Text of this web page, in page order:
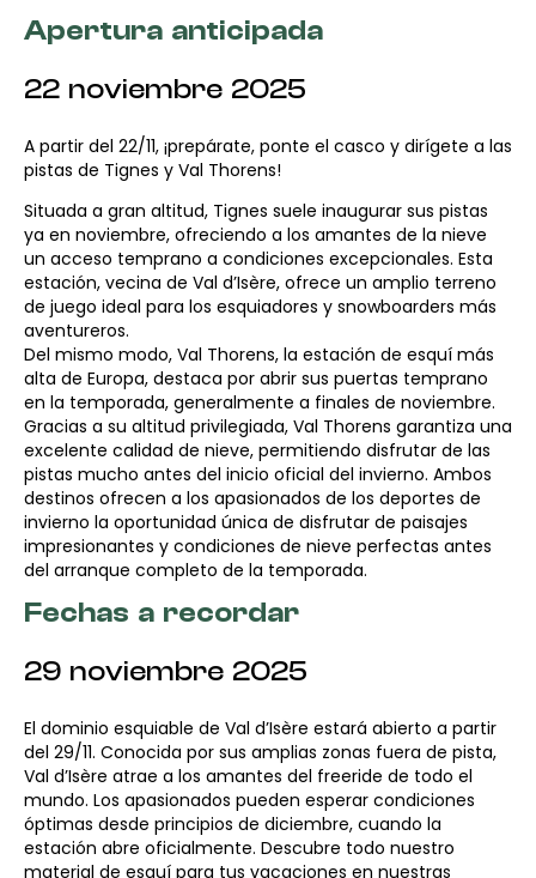
Apertura anticipada
22 noviembre 2025
A partir del 22/11, ¡prepárate, ponte el casco y dirígete a las
pistas de Tignes y Val Thorens!
Situada a gran altitud, Tignes suele inaugurar sus pistas
ya en noviembre, ofreciendo a los amantes de la nieve
un acceso temprano a condiciones excepcionales. Esta
estación, vecina de Val d’Isère, ofrece un amplio terreno
de juego ideal para los esquiadores y snowboarders más
aventureros.
Del mismo modo, Val Thorens, la estación de esquí más
alta de Europa, destaca por abrir sus puertas temprano
en la temporada, generalmente a finales de noviembre.
Gracias a su altitud privilegiada, Val Thorens garantiza una
excelente calidad de nieve, permitiendo disfrutar de las
pistas mucho antes del inicio oficial del invierno. Ambos
destinos ofrecen a los apasionados de los deportes de
invierno la oportunidad única de disfrutar de paisajes
impresionantes y condiciones de nieve perfectas antes
del arranque completo de la temporada.
Fechas a recordar
29 noviembre 2025
El dominio esquiable de Val d’Isère estará abierto a partir
del 29/11. Conocida por sus amplias zonas fuera de pista,
Val d’Isère atrae a los amantes del freeride de todo el
mundo. Los apasionados pueden esperar condiciones
óptimas desde principios de diciembre, cuando la
estación abre oficialmente. Descubre todo nuestro
material de esquí para tus vacaciones en nuestras